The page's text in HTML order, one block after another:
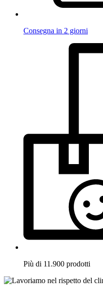
Consegna in 2 giorni
Più di 11.900 prodotti